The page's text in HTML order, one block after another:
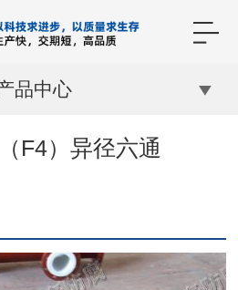
品中心
F4）异径六通